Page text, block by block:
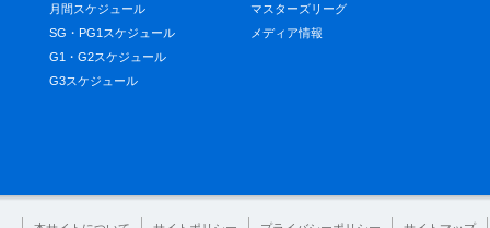
月間スケジュール
SG・PG1スケジュール
G1・G2スケジュール
G3スケジュール
マスターズリーグ
メディア情報